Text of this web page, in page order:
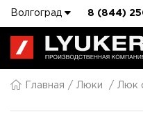
Волгоград 8 (844)
Главная Люки Люк